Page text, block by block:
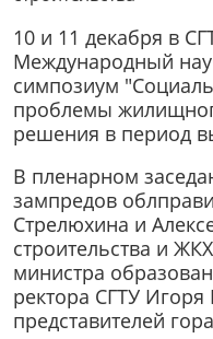
10 и 11 декабря в
Международный
симпозиум
проблемы
решения в период
В пленарном
зампредов
Стрелюхина и
строительства и
министра
ректора СГТУ Игоря
представителей